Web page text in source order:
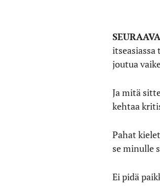
joutua
Ja mitä
kehtaa
Pahat
se minulle
Ei pidä